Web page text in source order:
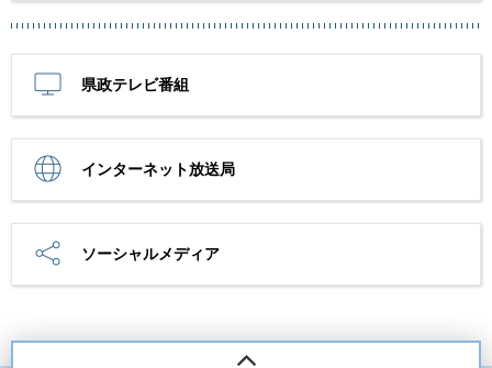
県政テレビ番組
インターネット放送局
ソーシャルメディア